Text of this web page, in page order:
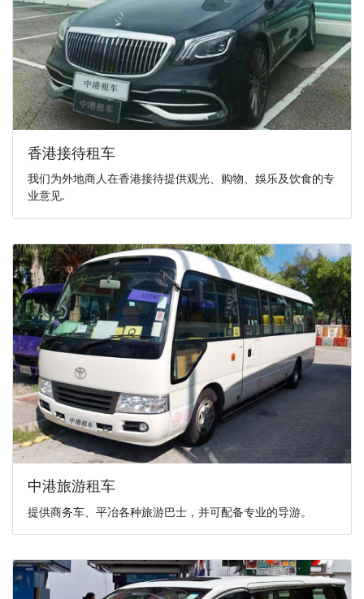
香港接待租车
我们为外地商人在香港接待提供观光、购物、娛乐及饮食的专
业意见.
中港旅游租车
提供商务车、平冶各种旅游巴士，并可配备专业的导游。